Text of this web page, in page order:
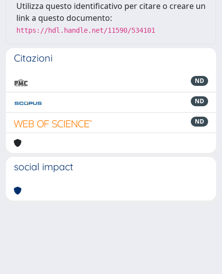
Utilizza questo identificativo per citare o creare un
link a questo documento:
https://hdl.handle.net/11590/534101
Citazioni
ND
ND
ND
social impact